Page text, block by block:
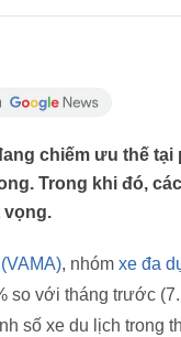
chiếm ưu thế
Trong khi đó,
vọng.
(VAMA), nhóm xe đa
so với tháng trước
số xe du lịch trong